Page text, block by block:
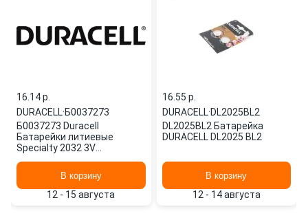
16.14 p.
DURACELL·Б0037273
Б0037273 Duracell
Батарейки литиевые
Specialty 2032 3V
блистер Б0037В корзину
12 - 15 августа
16.55 p.
DURACELL·DL2025BL2
DL2025BL2 Батарейка
DURACELL DL2025 BL2
В корзину
12 - 14 августа